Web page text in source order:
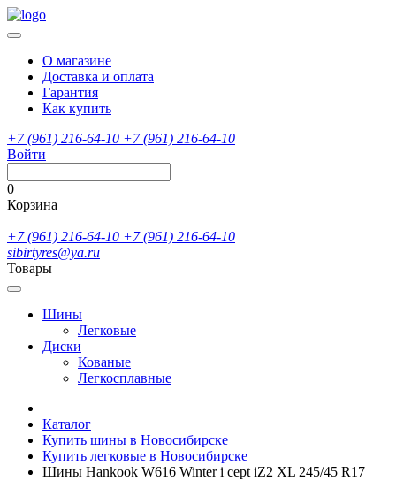
О магазине
Доставка и оплата
Гарантия
Как купить
+7 (961) 216-64-10 +7 (961) 216-64-10
Войти
0
Корзина
+7 (961) 216-64-10 +7 (961) 216-64-10
sibirtyres@ya.ru
Товары
Шины
Легковые
Диски
Кованые
Легкосплавные
Каталог
Купить шины в Новосибирске
Купить легковые в Новосибирске
Шины Hankook W616 Winter i cept iZ2 XL 245/45 R17